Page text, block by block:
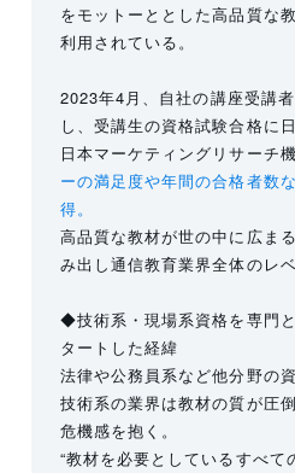
をモットーととした高品質な
利用されている。
2023年4月、自社の講座受講
し、受講生の資格試験合格に
日本マーケティングリサーチ
ーの満足度や年間の合格者数
得。
高品質な教材が世の中に広ま
み出し通信教育業界全体のレ
◆技術系・現場系資格を専門
タートした経緯
法律や公務員系など他分野の
技術系の業界は教材の質が圧
危機感を抱く。
“教材を必要としているすべて